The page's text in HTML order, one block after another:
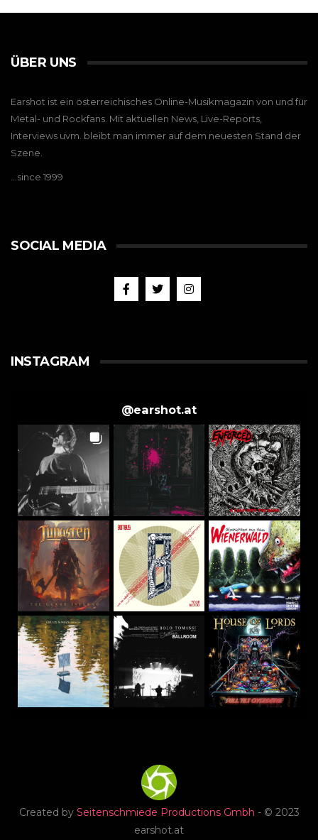
ÜBER UNS
Earshot ist ein österreichisches Online-Musikmagazin von und für
Metal- und Rockfans. Mit aktuellen News, Live-Reports,
Interviews uvm. bleibt man immer auf dem neuesten Stand der
Szene.
…since 1999
SOCIAL MEDIA
INSTAGRAM
@earshot.at
Created by Seitenschmiede Productions Gmbh - © 2023
earshot.at